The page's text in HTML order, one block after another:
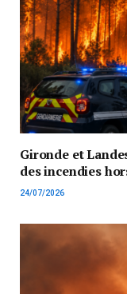
Gironde et
des incendies
24/07/2026